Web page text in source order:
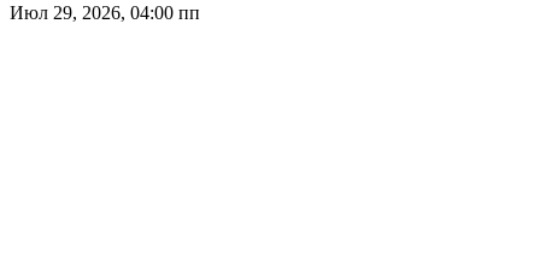
Июл 29, 2026, 04:00 пп